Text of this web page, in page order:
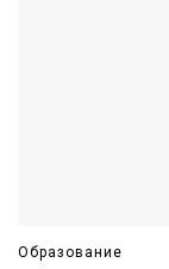
Образование